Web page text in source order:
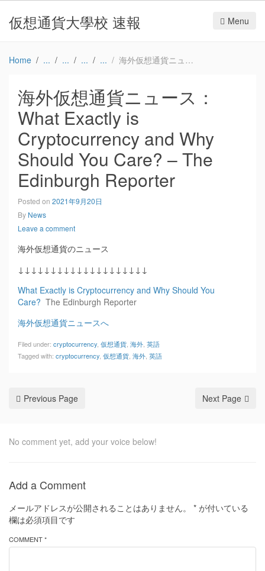
仮想通貨大學校 速報 Menu
Home 海外仮想通貨ニュース：What Exactly is Cryptocurrency and Why Should You Care? – The Edinburgh Reporter
海外仮想通貨ニュース：
What Exactly is
Cryptocurrency and Why
Should You Care? – The
Edinburgh Reporter
Posted on 2021年9月20日
By News
Leave a comment
海外仮想通貨のニュース
↓↓↓↓↓↓↓↓↓↓↓↓↓↓↓↓↓↓↓↓
What Exactly is Cryptocurrency and Why Should You
Care? The Edinburgh Reporter
海外仮想通貨ニュースへ
Filed under: cryptocurrency 仮想通貨 海外 英語
Tagged with: cryptocurrency 仮想通貨 海外 英語
Previous Page Next Page
No comment yet, add your voice below!
Add a Comment
メールアドレスが公開されることはありません。 * が付いている
欄は必須項目です
COMMENT *